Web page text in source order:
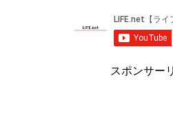
スポンサー